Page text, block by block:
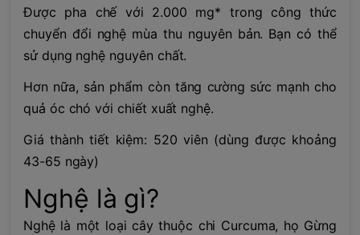
Được pha chế với 2.000 mg* trong công thức
chuyển đổi nghệ mùa thu nguyên bản. Bạn có thể
sử dụng nghệ nguyên chất.
Hơn nữa, sản phẩm còn tăng cường sức mạnh cho
quả óc chó với chiết xuất nghệ.
Giá thành tiết kiệm: 520 viên (dùng được khoảng
43-65 ngày)
Nghệ là gì?
Nghệ là một loại cây thuộc chi Curcuma, họ Gừng